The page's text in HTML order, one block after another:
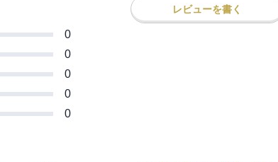
レビューを書く
0
0
0
0
0